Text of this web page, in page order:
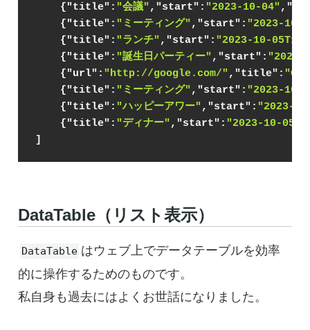
    {
"title" : "会議", "start" : "2023-10-04",
    {
"title" : "ミーティング", "start" : "2023-10-
    {
"title" : "ランチ", "start" : "2023-10-
    {
"title" : "誕生日パーティー", "start" : "2023-
    {
"url" : "http://google.com/", "title" :
    {
"title" : "ミーティング", "start" : "2023-10-
    {
"title" : "ハッピーアワー", "start" : "2023-
    {
"title" : "ディナー", "start" : "2023-10-
]
DataTable（リスト表示）
DataTable はウェブ上でデータテーブルを効率
的に操作するためのものです。
私自身も過去にはよくお世話になりました。